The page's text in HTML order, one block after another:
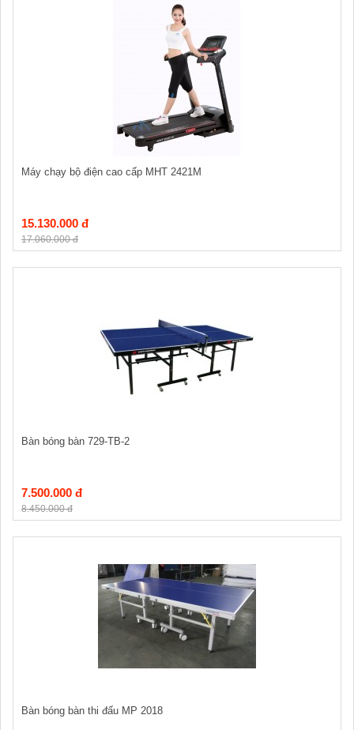
Máy chạy bộ điện cao cấp MHT 2421M
15.130.000 đ
17.060.000 đ
Bàn bóng bàn 729-TB-2
7.500.000 đ
8.450.000 đ
Bàn bóng bàn thi đấu MP 2018